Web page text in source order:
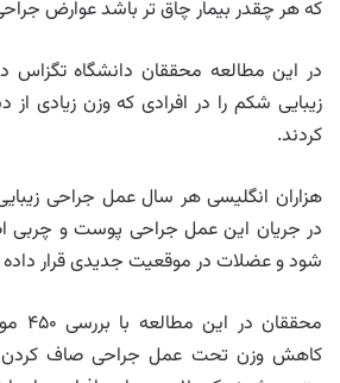
که هر چقدر بیمار چاق تر باشد عوارض
در این مطالعه محققان دانشگاه تگزاس
زیبایی شکم را در افرادی که وزن زیادی
کردند.
هزاران انگلیسی هر سال عمل جراحی
در جریان این عمل جراحی پوست و چربی
شود و عضلات در موقعیت جدیدی قرار
کاهش وزن تحت عمل جراحی صاف کردن